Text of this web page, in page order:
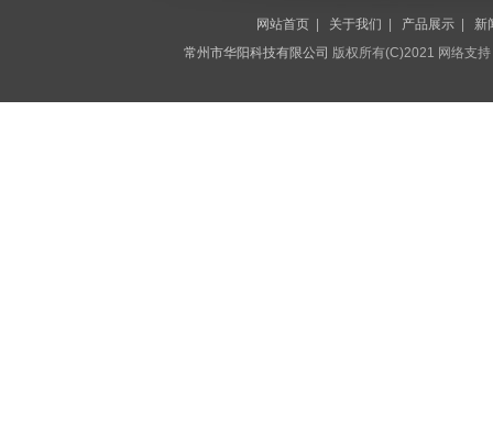
网站首页| 关于我们 产品展示|
新
常州市华阳科技有限公司 版权所有(C)2021 网络支持